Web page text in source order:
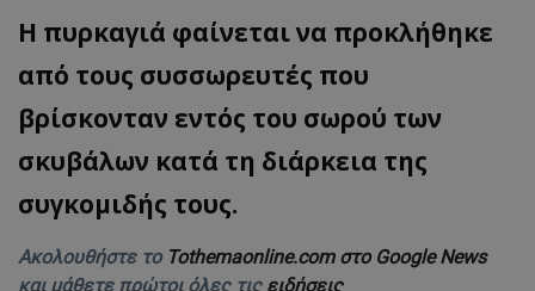
Η πυρκαγιά φαίνεται να προκλήθηκε
από τους συσσωρευτές που
βρίσκονταν εντός του σωρού των
σκυβάλων κατά τη διάρκεια της
συγκομιδής τους.
Ακολουθήστε το Tothemaonline.com στο Google News
και μάθετε πρώτοι όλες τις ειδήσεις